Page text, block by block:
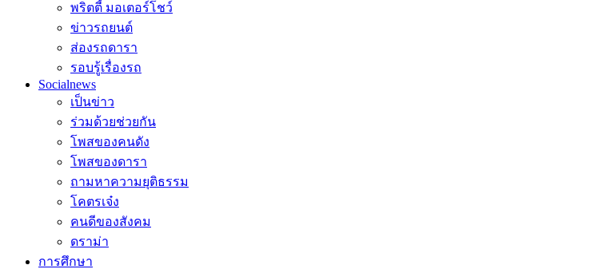
พริตตี้ มอเตอร์โชว์
ข่าวรถยนต์
ส่องรถดารา
รอบรู้เรื่องรถ
Socialnews
เป็นข่าว
ร่วมด้วยช่วยกัน
โพสของคนดัง
โพสของดารา
ถามหาความยุติธรรม
โคตรเจ๋ง
คนดีของสังคม
ดราม่า
การศึกษา